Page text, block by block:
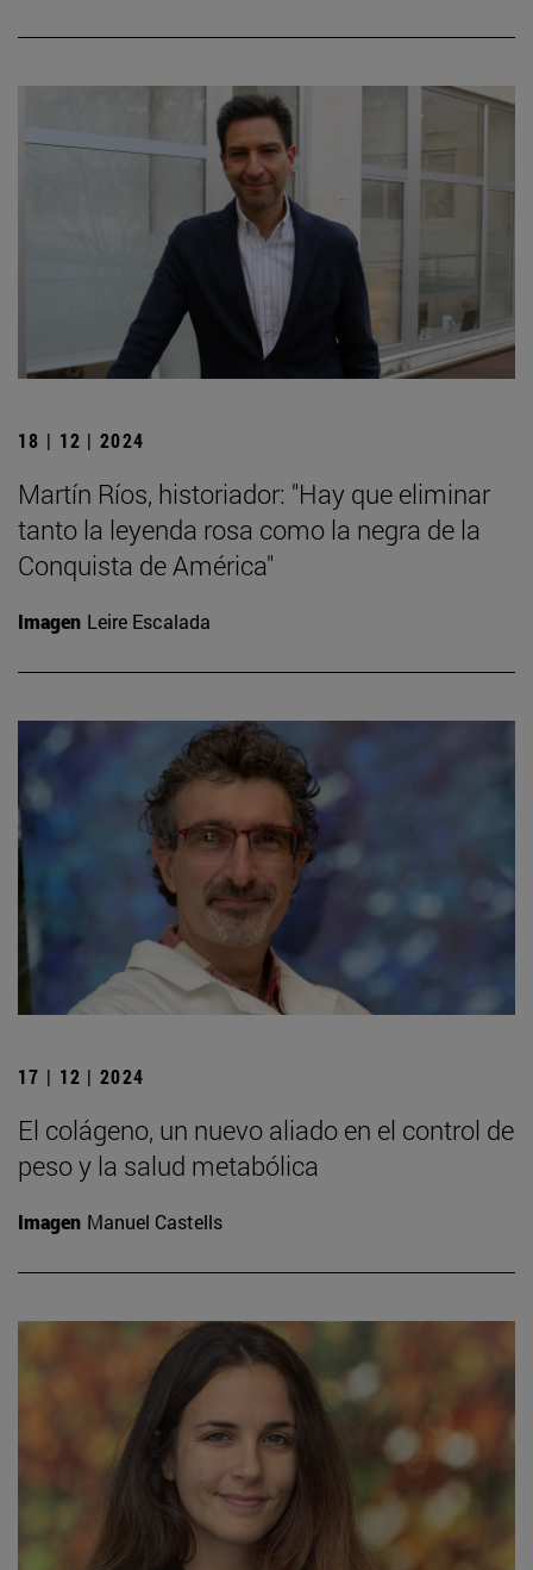
18 | 12 | 2024
Martín Ríos, historiador: "Hay que eliminar
tanto la leyenda rosa como la negra de la
Conquista de América"
Imagen Leire Escalada
17 | 12 | 2024
El colágeno, un nuevo aliado en el control de
peso y la salud metabólica
Imagen Manuel Castells